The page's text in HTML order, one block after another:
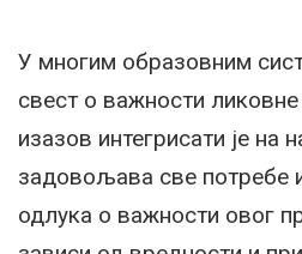
У многим образовним
свест о важности ликовне
изазов интегрисати је на
задовољава све потребе
одлука о важности овог